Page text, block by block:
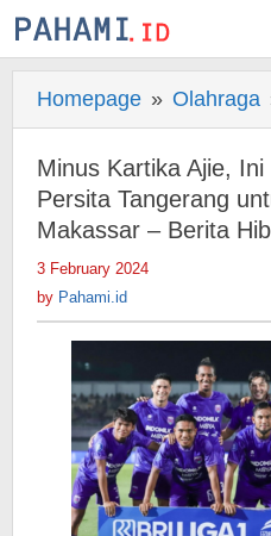
Skip
to
Homepage » Olahraga
Minus Kartika Ajie,
Persita Tangerang
Makassar – Berita
3 February 2024
by Pahami.id